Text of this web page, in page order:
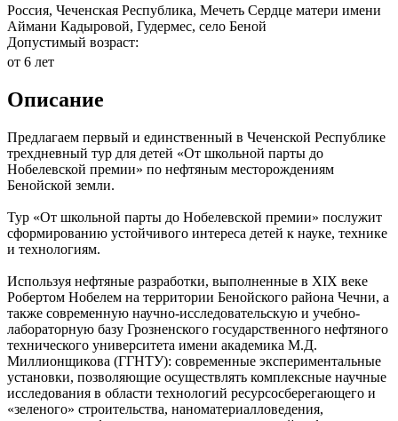
Россия, Чеченская Республика, Мечеть Сердце матери имени
Аймани Кадыровой, Гудермес, село Беной
Допустимый возраст:
от 6 лет
Описание
Предлагаем первый и единственный в Чеченской Республике
трехдневный тур для детей «От школьной парты до
Нобелевской премии» по нефтяным месторождениям
Бенойской земли.
Тур «От школьной парты до Нобелевской премии» послужит
сформированию устойчивого интереса детей к науке, технике
и технологиям.
Используя нефтяные разработки, выполненные в XIX веке
Робертом Нобелем на территории Бенойского района Чечни, а
также современную научно-исследовательскую и учебно-
лабораторную базу Грозненского государственного нефтяного
технического университета имени академика М.Д.
Миллионщикова (ГГНТУ): современные экспериментальные
установки, позволяющие осуществлять комплексные научные
исследования в области технологий ресурсосберегающего и
«зеленого» строительства, наноматериалловедения,